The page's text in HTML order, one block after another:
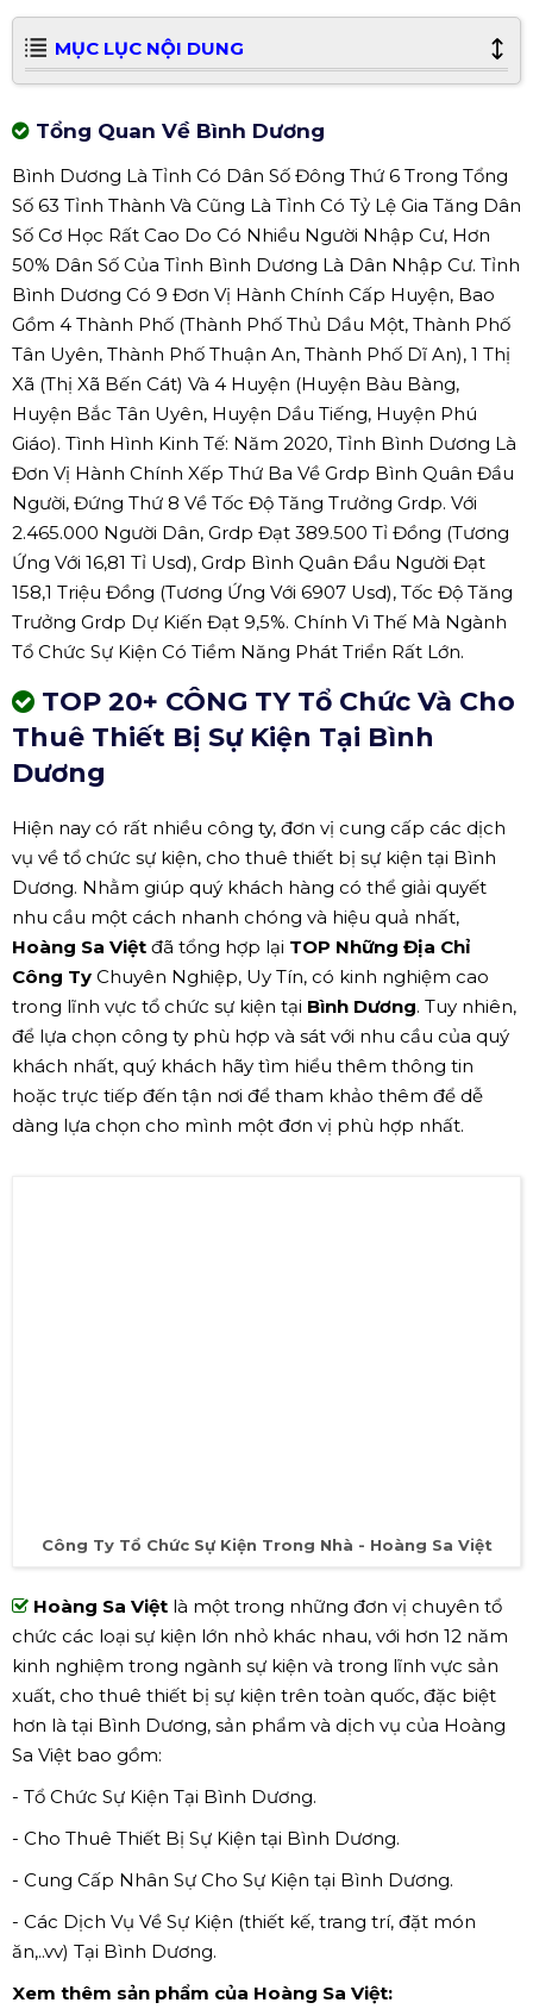
MỤC LỤC NỘI DUNG
Tổng Quan Về Bình Dương
Bình Dương Là Tỉnh Có Dân Số Đông Thứ 6 Trong Tổng
Số 63 Tỉnh Thành Và Cũng Là Tỉnh Có Tỷ Lệ Gia Tăng Dân
Số Cơ Học Rất Cao Do Có Nhiều Người Nhập Cư, Hơn
50% Dân Số Của Tỉnh Bình Dương Là Dân Nhập Cư. Tỉnh
Bình Dương Có 9 Đơn Vị Hành Chính Cấp Huyện, Bao
Gồm 4 Thành Phố (Thành Phố Thủ Dầu Một, Thành Phố
Tân Uyên, Thành Phố Thuận An, Thành Phố Dĩ An), 1 Thị
Xã (Thị Xã Bến Cát) Và 4 Huyện (Huyện Bàu Bàng,
Huyện Bắc Tân Uyên, Huyện Dầu Tiếng, Huyện Phú
Giáo). Tình Hình Kinh Tế: Năm 2020, Tỉnh Bình Dương Là
Đơn Vị Hành Chính Xếp Thứ Ba Về Grdp Bình Quân Đầu
Người, Đứng Thứ 8 Về Tốc Độ Tăng Trưởng Grdp. Với
2.465.000 Người Dân, Grdp Đạt 389.500 Tỉ Đồng (Tương
Ứng Với 16,81 Tỉ Usd), Grdp Bình Quân Đầu Người Đạt
158,1 Triệu Đồng (Tương Ứng Với 6907 Usd), Tốc Độ Tăng
Trưởng Grdp Dự Kiến Đạt 9,5%. Chính Vì Thế Mà Ngành
Tổ Chức Sự Kiện Có Tiềm Năng Phát Triển Rất Lớn.
TOP 20+ CÔNG TY Tổ Chức Và Cho
Thuê Thiết Bị Sự Kiện Tại Bình
Dương
Hiện nay có rất nhiều công ty, đơn vị cung cấp các dịch
vụ về tổ chức sự kiện, cho thuê thiết bị sự kiện tại Bình
Dương. Nhằm giúp quý khách hàng có thể giải quyết
nhu cầu một cách nhanh chóng và hiệu quả nhất,
Hoàng Sa Việt đã tổng hợp lại TOP Những Địa Chỉ
Công Ty Chuyên Nghiệp, Uy Tín, có kinh nghiệm cao
trong lĩnh vực tổ chức sự kiện tại Bình Dương. Tuy nhiên,
để lựa chọn công ty phù hợp và sát với nhu cầu của quý
khách nhất, quý khách hãy tìm hiểu thêm thông tin
hoặc trực tiếp đến tận nơi để tham khảo thêm để dễ
dàng lựa chọn cho mình một đơn vị phù hợp nhất.
Công Ty Tổ Chức Sự Kiện Trong Nhà - Hoàng Sa Việt
Hoàng Sa Việt
chức các loại sự kiện lớn nhỏ khác nhau, với hơn 12 năm
xuất, cho thuê thiết bị sự kiện trên toàn quốc, đặc biệt
hơn là tại Bình Dương, sản phẩm và dịch vụ của Hoàng
Sa Việt bao gồm:
- Tổ Chức Sự Kiện Tại Bình Dương.
- Cho Thuê Thiết Bị Sự Kiện tại Bình Dương.